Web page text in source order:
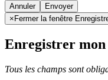
Annuler
×Fermer la fenêtre
Enregistrer
Tous les champs sont